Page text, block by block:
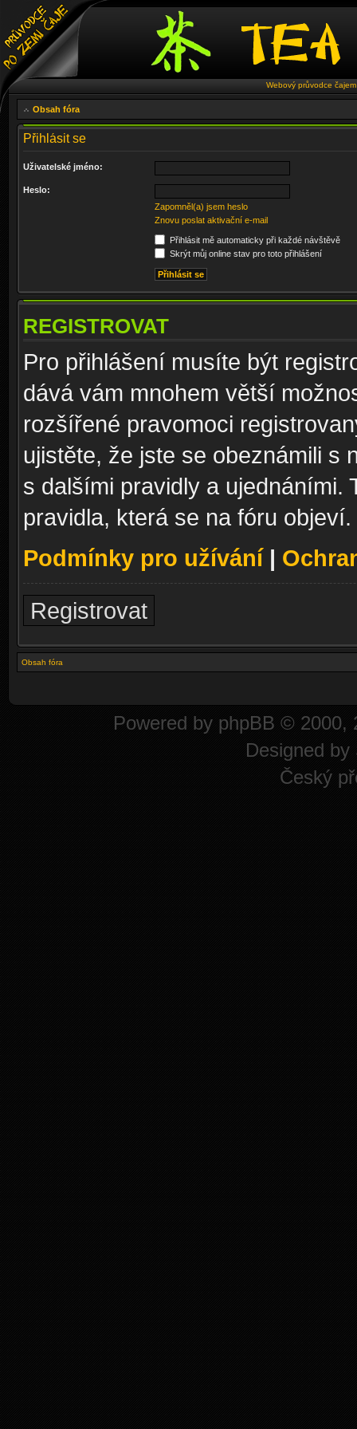
Webový průvodce
Obsah fóra
Přihlásit se
Uživatelské jméno:
Heslo:
Zapomněl(a) jsem heslo
Znovu poslat aktivační e-mail
Přihlásit mě automaticky při každé návštěvě
Skrýt můj online stav pro toto přihlášení
REGISTROVAT
Pro přihlášení musíte být
dává vám mnohem větší
rozšířené pravomoci
ujistěte, že jste se obeznámili s
s dalšími pravidly a ujednáními.
pravidla, která se na fóru objeví.
Podmínky pro užívání|
Registrovat
Obsah fóra
Powered by phpBB © 2000,
Designed by
Český